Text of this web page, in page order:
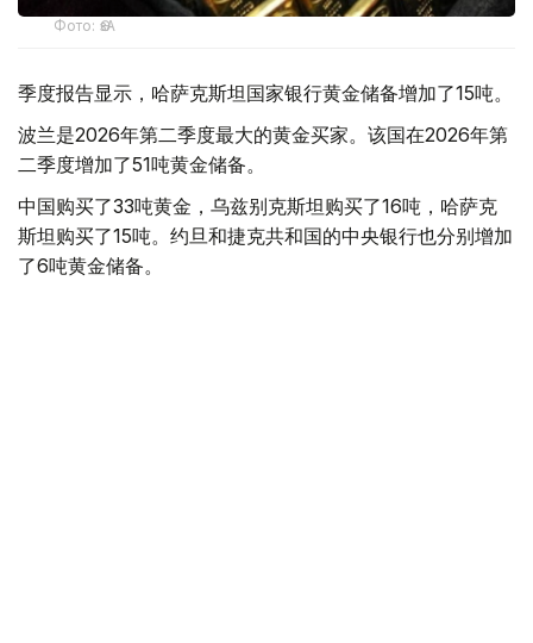
Фото: ӨзА
季度报告显示，哈萨克斯坦国家银行黄金储备增加了15吨。
波兰是2026年第二季度最大的黄金买家。该国在2026年第
二季度增加了51吨黄金储备。
中国购买了33吨黄金，乌兹别克斯坦购买了16吨，哈萨克
斯坦购买了15吨。约旦和捷克共和国的中央银行也分别增加
了6吨黄金储备。